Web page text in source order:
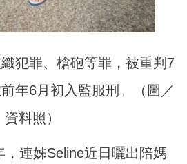
犯罪、槍砲等罪，被重判7
年6月初入監服刑。（圖／
資料照）
連姊Seline近日曬出陪媽